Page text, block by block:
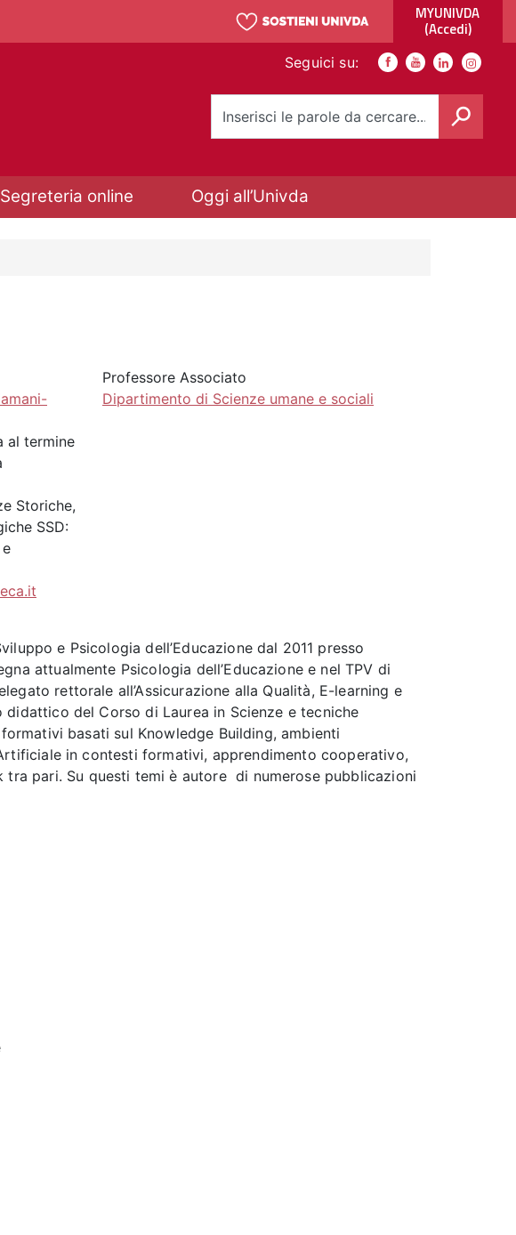
MYUNIVDA
(Accedi)
Link social
Seguici su: Facebook
YoutubeYoutube
Segreteria online Oggi all’Univda
al termine
Storiche,
SSD:
Professore Associato
Dipartimento di Scienze umane e sociali
e Psicologia dell’Educazione dal 2011 presso
attualmente Psicologia dell’Educazione e nel TPV di
rettorale all’Assicurazione alla Qualità, E-learning e
del Corso di Laurea in Scienze e tecniche
basati sul Knowledge Building, ambienti
in contesti formativi, apprendimento cooperativo,
pari. Su questi temi è autore di numerose pubblicazioni